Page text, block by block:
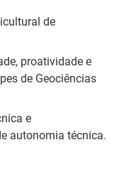
de
proatividade e
de Geociências
e
autonomia técnica.